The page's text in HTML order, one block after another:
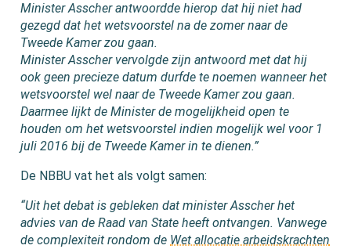
Minister Asscher antwoordde hierop dat hij niet had
gezegd dat het wetsvoorstel na de zomer naar de
Tweede Kamer zou gaan.
Minister Asscher vervolgde zijn antwoord met dat hij
ook geen precieze datum durfde te noemen wanneer het
wetsvoorstel wel naar de Tweede Kamer zou gaan.
Daarmee lijkt de Minister de mogelijkheid open te
houden om het wetsvoorstel indien mogelijk wel voor 1
juli 2016 bij de Tweede Kamer in te dienen.”
De NBBU vat het als volgt samen:
“Uit het debat is gebleken dat minister Asscher het
advies van de Raad van State heeft ontvangen. Vanwege
de complexiteit rondom de Wet allocatie arbeidskrachten